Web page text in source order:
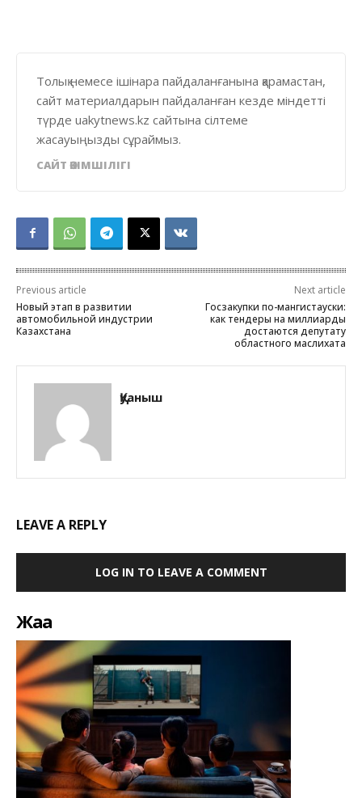
Толық немесе ішінара пайдаланғанына қарамастан,
сайт материалдарын пайдаланған кезде міндетті
түрде uakytnews.kz сайтына сілтеме
жасауыңызды сұраймыз.
САЙТ ӘКІМШІЛІГІ
Previous article
Новый этап в развитии
автомобильной индустрии
Казахстана
Next article
Госзакупки по-мангистауски:
как тендеры на миллиарды
достаются депутату
областного маслихата
Қуаныш
LEAVE A REPLY
LOG IN TO LEAVE A COMMENT
Жаңа